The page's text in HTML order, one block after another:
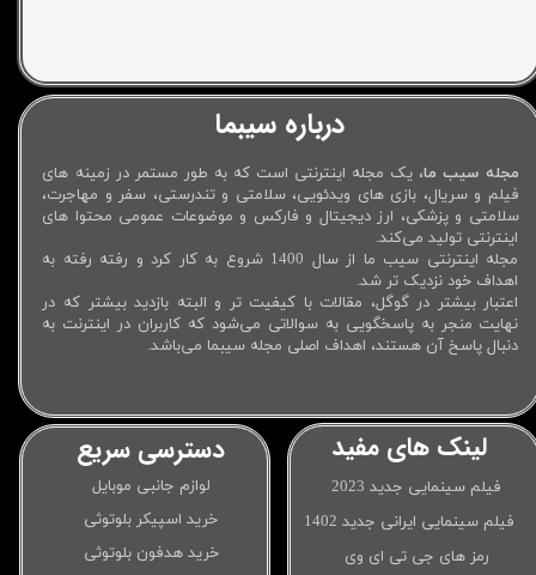
درباره سیبما
مجله سیب ما، یک مجله اینترنتی است که به طور مستمر در زمینه های
فیلم و سریال، بازی های ویدئویی، سلامتی و تندرستی، سفر و مهاجرت،
سلامتی و پزشکی، ارز دیجیتال و فارکس و موضوعات عمومی محتوا های
اینترنتی تولید می‌کند.
مجله اینترنتی سیب ما از سال 1400 شروع به کار کرد و رفته رفته به
اهداف خود نزدیک تر شد.
اعتبار بیشتر در گوگل، مقالات با کیفیت تر و البته بازدید بیشتر که در
نهایت منجر به پاسخگویی به سوالاتی می‌شود که کاربران در اینترنت به
دنبال پاسخ آن هستند، اهداف اصلی مجله سیبما می‌باشد.
دسترسی سریع
لوازم جانبی موبایل
خرید اسپیکر بلوتوثی
خرید هدفون بلوتوثی
لینک های مفید
فیلم سینمایی جدید 2023
فیلم سینمایی ایرانی جدید 1402
رمز های جی تی ای وی